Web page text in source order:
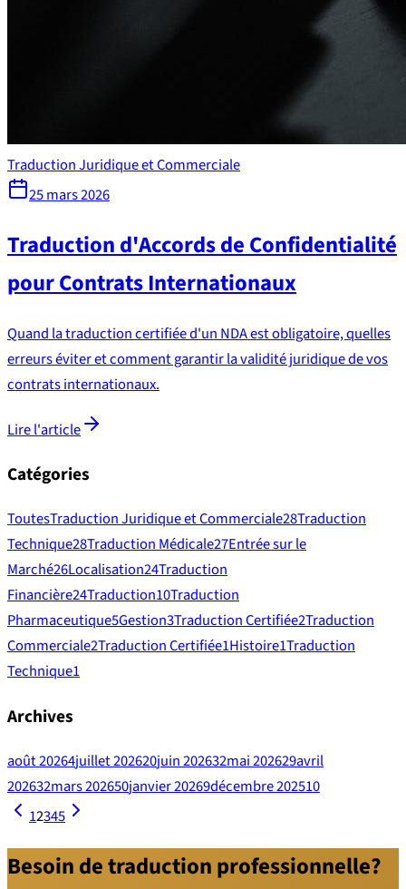
Traduction Juridique et Commerciale
25 mars 2026
Traduction d'Accords de Confidentialité
pour Contrats Internationaux
Quand la traduction certifiée d'un NDA est obligatoire, quelles
erreurs éviter et comment garantir la validité juridique de vos
contrats internationaux.
Lire l'article
Catégories
ToutesTraduction Juridique et Commerciale28Traduction
Technique28Traduction Médicale27Entrée sur le
Marché26Localisation24Traduction
Financière24Traduction10Traduction
Pharmaceutique5Gestion3Traduction Certifiée2Traduction
Commerciale2Traduction Certifiée1Histoire1Traduction
Technique1
Archives
août 20264juillet 202620juin 202632mai 202629avril
202632mars 202650janvier 20269décembre 202510
12345
Besoin de traduction professionnelle?